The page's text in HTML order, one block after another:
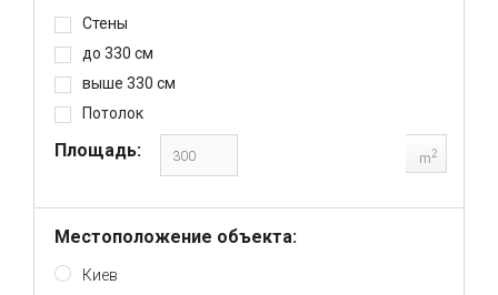
Стены
до 330 см
выше 330 см
Потолок
Площадь: m2
Местоположение объекта:
Киев